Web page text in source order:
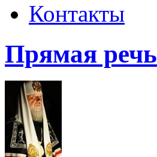
Контакты
Прямая речь